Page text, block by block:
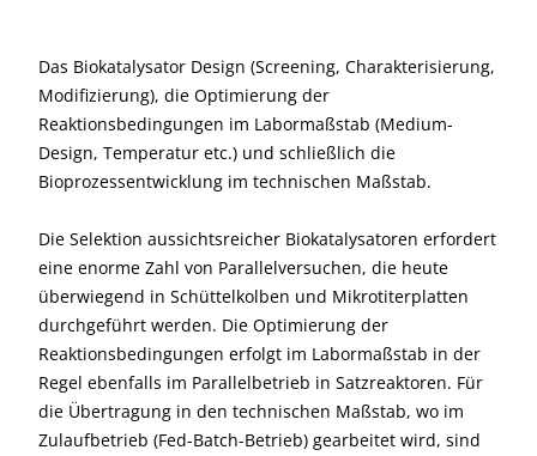
Das Biokatalysator Design (Screening, Charakterisierung,
Modifizierung), die Optimierung der
Reaktionsbedingungen im Labormaßstab (Medium-
Design, Temperatur etc.) und schließlich die
Bioprozessentwicklung im technischen Maßstab.
Die Selektion aussichtsreicher Biokatalysatoren erfordert
eine enorme Zahl von Parallelversuchen, die heute
überwiegend in Schüttelkolben und Mikrotiterplatten
durchgeführt werden. Die Optimierung der
Reaktionsbedingungen erfolgt im Labormaßstab in der
Regel ebenfalls im Parallelbetrieb in Satzreaktoren. Für
die Übertragung in den technischen Maßstab, wo im
Zulaufbetrieb (Fed-Batch-Betrieb) gearbeitet wird, sind